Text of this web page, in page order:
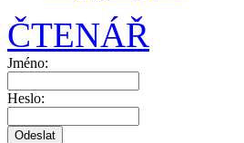
ČTENÁŘ
Jméno:
Heslo: